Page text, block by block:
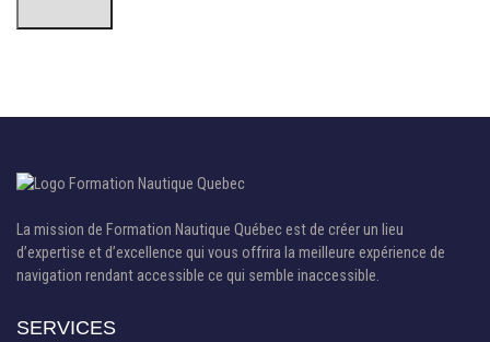
La mission de Formation Nautique Québec est de créer un lieu
d’expertise et d’excellence qui vous offrira la meilleure expérience de
navigation rendant accessible ce qui semble inaccessible.
SERVICES